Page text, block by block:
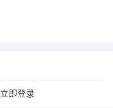
立即登录